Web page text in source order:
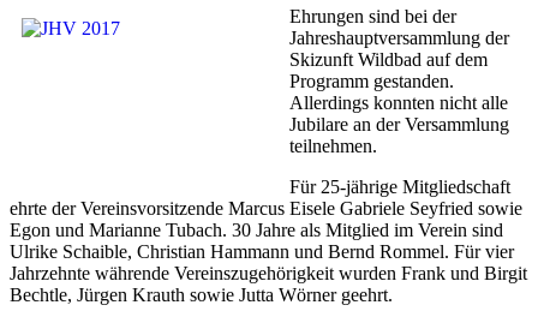
Ehrungen sind bei der
Jahreshauptversammlung der
Skizunft Wildbad auf dem
Programm gestanden.
Allerdings konnten nicht alle
Jubilare an der Versammlung
teilnehmen.
Für 25-jährige Mitgliedschaft
ehrte der Vereinsvorsitzende Marcus Eisele Gabriele Seyfried sowie
Egon und Marianne Tubach. 30 Jahre als Mitglied im Verein sind
Ulrike Schaible, Christian Hammann und Bernd Rommel. Für vier
Jahrzehnte währende Vereinszugehörigkeit wurden Frank und Birgit
Bechtle, Jürgen Krauth sowie Jutta Wörner geehrt.